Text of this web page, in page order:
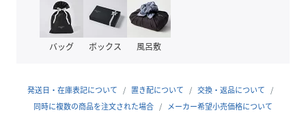
■ケア方法
洗濯可（詳細は商品についている品質表示ラベルをご覧くだ
◆同素材のプルオーバーがございます◆
品番：43-04-0301-416
バッグ ボックス 風呂敷
発送日・在庫表記について 置き配について
交換・返品について
同時に複数の商品を注文された場合
メーカー希望小売価格について